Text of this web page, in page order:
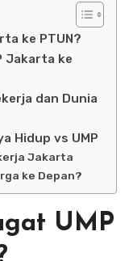
ke PTUN?
Jakarta ke
dan Dunia
Hidup vs UMP
Jakarta
ke Depan?
UMP